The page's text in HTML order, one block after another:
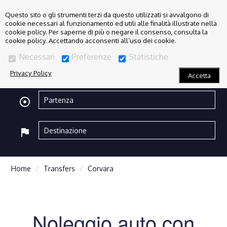
Questo sito o gli strumenti terzi da questo utilizzati si avvalgono di
cookie necessari al funzionamento ed utili alle finalità illustrate nella
cookie policy. Per saperne di più o negare il consenso, consulta la
cookie policy. Accettando acconsenti all’uso dei cookie.
Necessari Preferenze Statistiche
Privacy Policy Accetta
adjust
flag
Home Transfers Corvara